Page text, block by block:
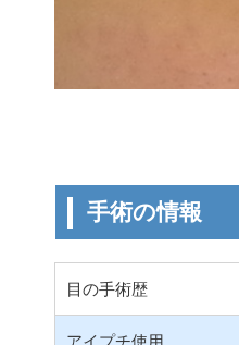
手術の情報
目の手術歴